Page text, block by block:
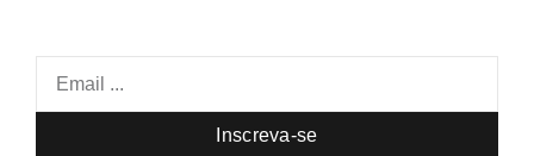
Inscreva-se